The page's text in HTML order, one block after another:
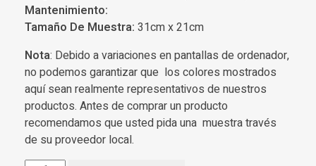
Mantenimiento:
Tamaño De Muestra: 31cm x 21cm
Nota: Debido a variaciones en pantallas de ordenador,
no podemos garantizar que los colores mostrados
aquí sean realmente representativos de nuestros
productos. Antes de comprar un producto
recomendamos que usted pida una muestra través
de su proveedor local.